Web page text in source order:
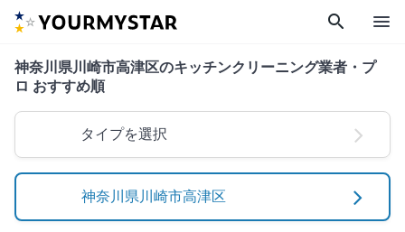
search menu
神奈川県川崎市高津区のキッチンクリーニング業者・プ
ロ おすすめ順
タイプを選択
神奈川県川崎市高津区